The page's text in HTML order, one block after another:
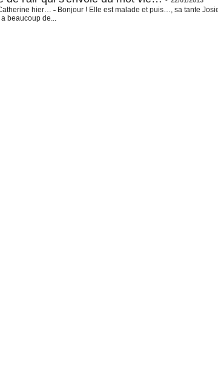
hier… ˗ Bonjour ! Elle est malade et puis…, sa tante
beaucoup de...